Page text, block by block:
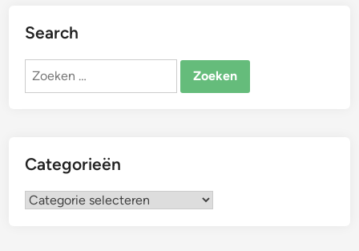
Search
Zoeken
Categorieën
Categorieën